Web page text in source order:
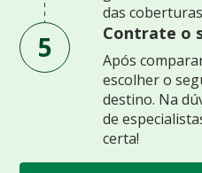
das
5 Contrate o
Após
escolher o
destino. Na
de
certa!